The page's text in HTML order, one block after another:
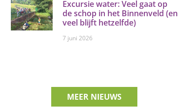
Excursie water: Veel gaat op
de schop in het Binnenveld (en
veel blijft hetzelfde)
7 juni 2026
MEER NIEUWS